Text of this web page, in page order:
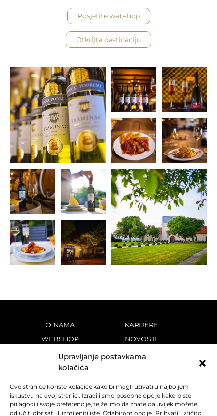
Upravljanje postavkama
kolačića
Ove stranice koriste kolačiće kako bi mogli uživati u najboljem
iskustvu na ovoj stranici. Izradili smo posebne opcije kako biste
prilagodili svoje preferencije, te želimo da znate da uvijek možete
odlučiti obrisati ili izmijeniti iste. Odabirom opcije „Prihvati“ izričito
Posjetite webshop
Otkrijte destinaciju
O NAMA
WEBSHOP
VINOTEKE
VINA
POVIJEST
KARIJERE
NOVOSTI
KONTAKT